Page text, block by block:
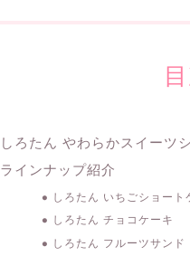
しろたん やわらかスイーツ
ラインナップ紹介
しろたん いちごショート
しろたん チョコケーキ
しろたん フルーツサンド